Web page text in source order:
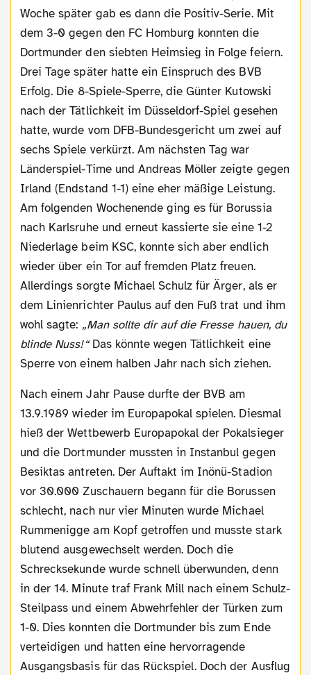
Woche später gab es dann die Positiv-Serie. Mit
dem 3-0 gegen den FC Homburg konnten die
Dortmunder den siebten Heimsieg in Folge feiern.
Drei Tage später hatte ein Einspruch des BVB
Erfolg. Die 8-Spiele-Sperre, die Günter Kutowski
nach der Tätlichkeit im Düsseldorf-Spiel gesehen
hatte, wurde vom DFB-Bundesgericht um zwei auf
sechs Spiele verkürzt. Am nächsten Tag war
Länderspiel-Time und Andreas Möller zeigte gegen
Irland (Endstand 1-1) eine eher mäßige Leistung.
Am folgenden Wochenende ging es für Borussia
nach Karlsruhe und erneut kassierte sie eine 1-2
Niederlage beim KSC, konnte sich aber endlich
wieder über ein Tor auf fremden Platz freuen.
Allerdings sorgte Michael Schulz für Ärger, als er
dem Linienrichter Paulus auf den Fuß trat und ihm
wohl sagte: „Man sollte dir auf die Fresse hauen, du
blinde Nuss!“Das könnte wegen Tätlichkeit eine
Sperre von einem halben Jahr nach sich ziehen.
Nach einem Jahr Pause durfte der BVB am
13.9.1989 wieder im Europapokal spielen. Diesmal
hieß der Wettbewerb Europapokal der Pokalsieger
und die Dortmunder mussten in Instanbul gegen
Besiktas antreten. Der Auftakt im Inönü-Stadion
vor 30.000 Zuschauern begann für die Borussen
schlecht, nach nur vier Minuten wurde Michael
Rummenigge am Kopf getroffen und musste stark
blutend ausgewechselt werden. Doch die
Schrecksekunde wurde schnell überwunden, denn
in der 14. Minute traf Frank Mill nach einem Schulz-
Steilpass und einem Abwehrfehler der Türken zum
1-0. Dies konnten die Dortmunder bis zum Ende
verteidigen und hatten eine hervorragende
Ausgangsbasis für das Rückspiel. Doch der Ausflug